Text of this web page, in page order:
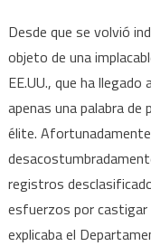
Desde que se volvió
objeto de una
EE.UU., que ha
apenas una palabra
élite.
registros
esfuerzos por castigar
explicaba el